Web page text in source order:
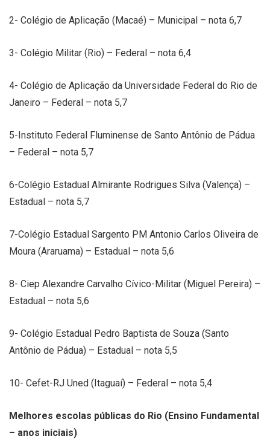
2- Colégio de Aplicação (Macaé) – Municipal – nota 6,7
3- Colégio Militar (Rio) – Federal – nota 6,4
4- Colégio de Aplicação da Universidade Federal do Rio de
Janeiro – Federal – nota 5,7
5-Instituto Federal Fluminense de Santo Antônio de Pádua
– Federal – nota 5,7
6-Colégio Estadual Almirante Rodrigues Silva (Valença) –
Estadual – nota 5,7
7-Colégio Estadual Sargento PM Antonio Carlos Oliveira de
Moura (Araruama) – Estadual – nota 5,6
8- Ciep Alexandre Carvalho Cívico-Militar (Miguel Pereira) –
Estadual – nota 5,6
9- Colégio Estadual Pedro Baptista de Souza (Santo
Antônio de Pádua) – Estadual – nota 5,5
10- Cefet-RJ Uned (Itaguaí) – Federal – nota 5,4
Melhores escolas públicas do Rio (Ensino Fundamental
– anos iniciais)